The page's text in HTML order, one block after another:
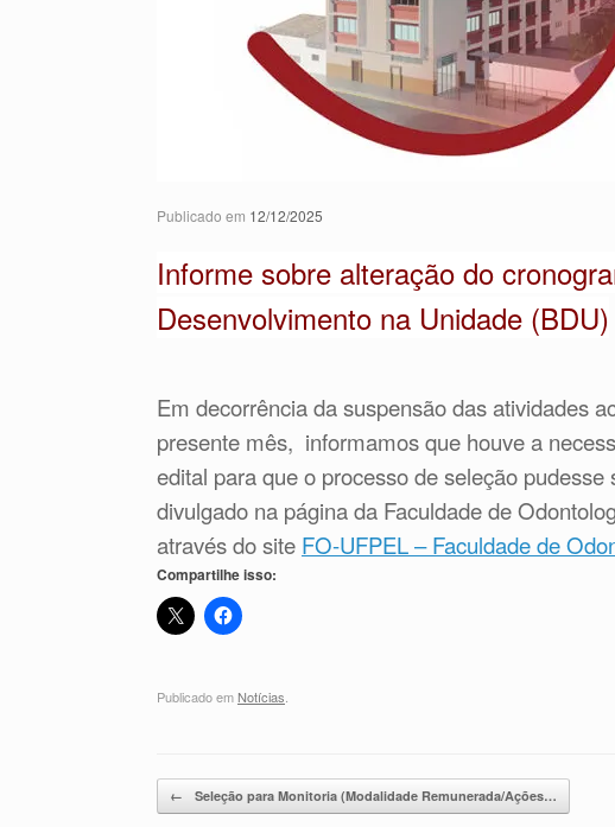
Publicado em 12/12/2025
Informe sobre alteração do
Desenvolvimento na Unidade (BDU)
Em decorrência da suspensão das atividades
presente mês, informamos que houve a
edital para que o processo de seleção
divulgado na página da Faculdade de
através do site FO-UFPEL – Faculdade de
Compartilhe isso:
Publicado em Notícias
Navegação de posts
← Seleção para Monitoria (Modalidade Remunerada/Ações…